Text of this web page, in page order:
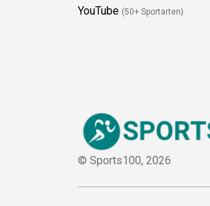
YouTube (50+ Sportarten)
© Sports100, 2026